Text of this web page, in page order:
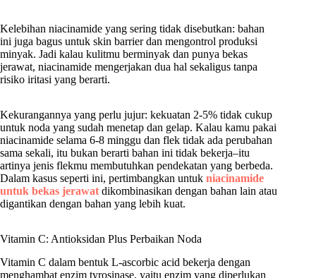
Kelebihan niacinamide yang sering tidak disebutkan: bahan
ini juga bagus untuk skin barrier dan mengontrol produksi
minyak. Jadi kalau kulitmu berminyak dan punya bekas
jerawat, niacinamide mengerjakan dua hal sekaligus tanpa
risiko iritasi yang berarti.
Kekurangannya yang perlu jujur: kekuatan 2-5% tidak cukup
untuk noda yang sudah menetap dan gelap. Kalau kamu pakai
niacinamide selama 6-8 minggu dan flek tidak ada perubahan
sama sekali, itu bukan berarti bahan ini tidak bekerja–itu
artinya jenis flekmu membutuhkan pendekatan yang berbeda.
Dalam kasus seperti ini, pertimbangkan untuk niacinamide
untuk bekas jerawat dikombinasikan dengan bahan lain atau
digantikan dengan bahan yang lebih kuat.
Vitamin C: Antioksidan Plus Perbaikan Noda
Vitamin C dalam bentuk L-ascorbic acid bekerja dengan
menghambat enzim tyrosinase, yaitu enzim yang diperlukan